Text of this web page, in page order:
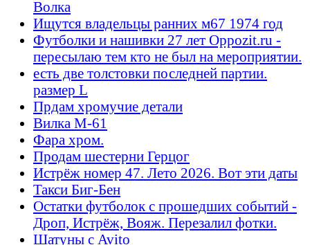
Волка
Ищутся владельцы ранних м67 1974 год
Футболки и нашивки 27 лет Oppozit.ru -
пересылаю тем кто не был на мероприятии.
есть две толстовки последней партии.
размер L
Прдам хромучие детали
Вилка М-61
Фара хром.
Продам шестерни Герцог
Истрёж номер 47. Лето 2026. Вот эти даты
Такси Биг-Бен
Остатки футболок с прошедших событий -
Дроп, Истрёж, Вояж. Перезалил фотки.
Шатуны с Avito